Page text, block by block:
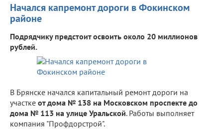
Начался капремонт дороги в Фокинском
районе
Подрядчику предстоит освоить около 20 миллионов
рублей.
В Брянске начался капитальный ремонт дороги на
участке от дома № 138 на Московском проспекте до
дома № 113 на улице Уральской. Работы выполняет
компания "Профдорстрой".